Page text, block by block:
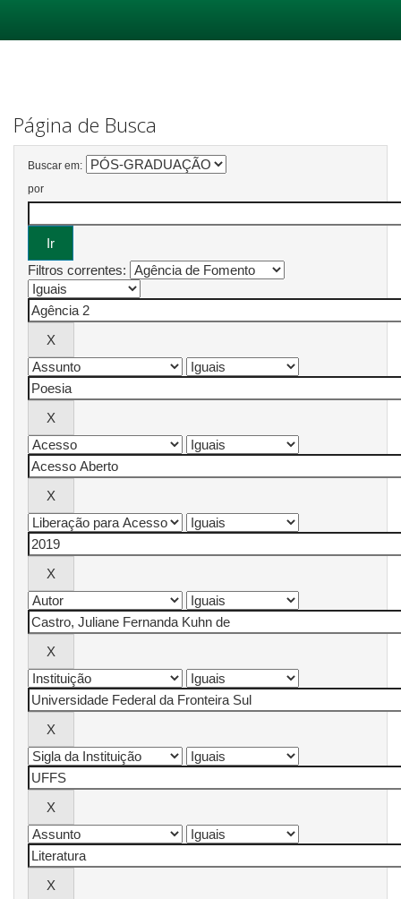
Página de Busca
Buscar em:
por
Filtros correntes: